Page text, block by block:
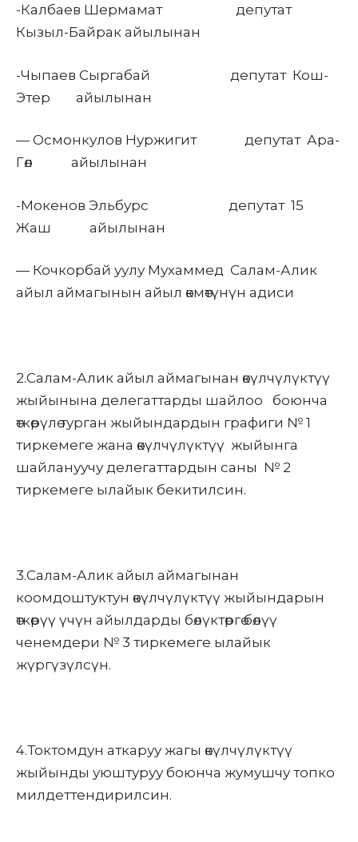
-Калбаев Шермамат депутат
Кызыл-Байрак айылынан
-Чыпаев Сыргабай депутат Кош-
Этер айылынан
— Осмонкулов Нуржигит депутат Ара-
Гөл айылынан
-Мокенов Эльбурс депутат 15
Жаш айылынан
— Кочкорбай уулу Мухаммед Салам-Алик
айыл аймагынын айыл өкмөтүнүн адиси
2.Салам-Алик айыл аймагынан өкүлчүлүктүү
жыйынына делегаттарды шайлоо боюнча
өткөрүлө турган жыйындардын графиги № 1
тиркемеге жана өкүлчүлүктүү жыйынга
шайлануучу делегаттардын саны № 2
тиркемеге ылайык бекитилсин.
3.Салам-Алик айыл аймагынан
коомдоштуктун өкүлчүлүктүү жыйындарын
өткөрүү үчүн айылдарды бөлүктөргө бөлүү
ченемдери № 3 тиркемеге ылайык
жүргүзүлсүн.
4.Токтомдун аткаруу жагы өкүлчүлүктүү
жыйынды уюштуруу боюнча жумушчу топко
милдеттендирилсин.